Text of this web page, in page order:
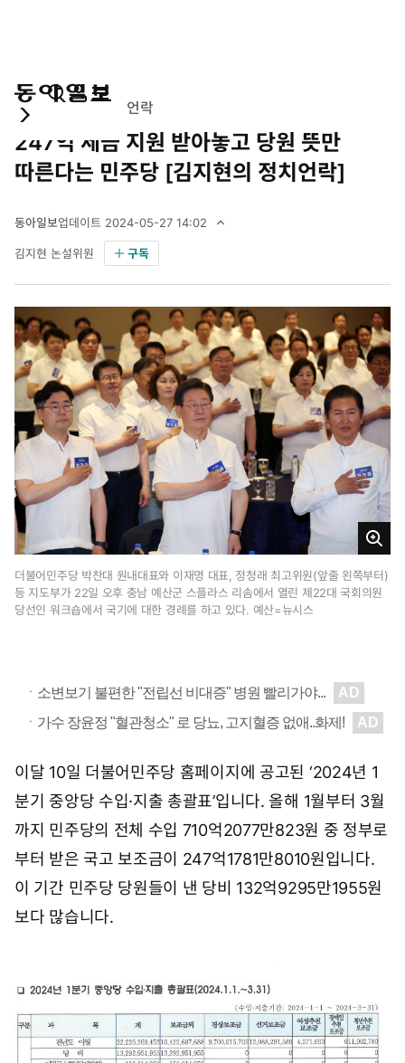
통
검
색
마
페
이
지
전
메
뉴
펼
기
정치 김지현의 정치언락
247억 세금 지원 받아놓고 당원 뜻만
따른다는 민주당 [김지현의 정치언락]
동아일보업데이트 2024-05-27 14:02
0
년
5
월
2
7
일
1
4
시
2
분
김지현 논설위원 구독
크
게
보
더불어민주당 박찬대 원내대표와 이재명 대표, 정청래 최고위원(앞줄 왼쪽부터)
등 지도부가 22일 오후 충남 예산군 스플라스 리솜에서 열린 제22대 국회의원
당선인 워크숍에서 국기에 대한 경례를 하고 있다. 예산=뉴시스
이달 10일 더불어민주당 홈페이지에 공고된 ‘2024년 1
분기 중앙당 수입·지출 총괄표’입니다. 올해 1월부터 3월
까지 민주당의 전체 수입 710억2077만823원 중 정부로
부터 받은 국고 보조금이 247억1781만8010원입니다.
이 기간 민주당 당원들이 낸 당비 132억9295만1955원
보다 많습니다.